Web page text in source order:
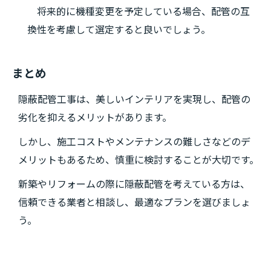
将来的に機種変更を予定している場合、配管の互
換性を考慮して選定すると良いでしょう。
まとめ
隠蔽配管工事は、美しいインテリアを実現し、配管の
劣化を抑えるメリットがあります。
しかし、施工コストやメンテナンスの難しさなどのデ
メリットもあるため、慎重に検討することが大切です。
新築やリフォームの際に隠蔽配管を考えている方は、
信頼できる業者と相談し、最適なプランを選びましょ
う。